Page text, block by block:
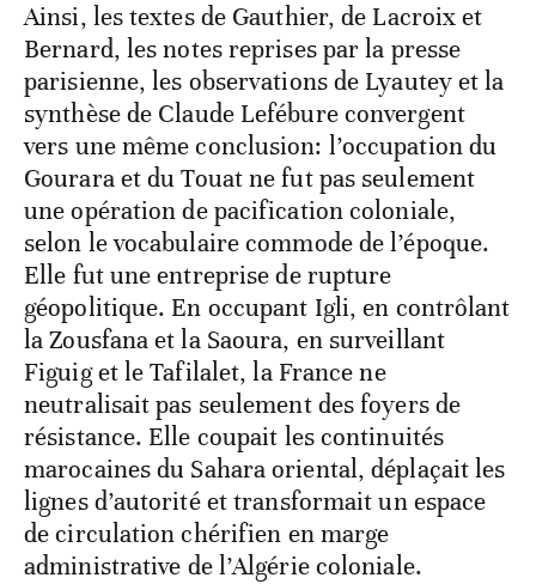
Ainsi, les textes de Gauthier, de Lacroix et
Bernard, les notes reprises par la presse
parisienne, les observations de Lyautey et la
synthèse de Claude Lefébure convergent
vers une même conclusion: l’occupation du
Gourara et du Touat ne fut pas seulement
une opération de pacification coloniale,
selon le vocabulaire commode de l’époque.
Elle fut une entreprise de rupture
géopolitique. En occupant Igli, en contrôlant
la Zousfana et la Saoura, en surveillant
Figuig et le Tafilalet, la France ne
neutralisait pas seulement des foyers de
résistance. Elle coupait les continuités
marocaines du Sahara oriental, déplaçait les
lignes d’autorité et transformait un espace
de circulation chérifien en marge
administrative de l’Algérie coloniale.